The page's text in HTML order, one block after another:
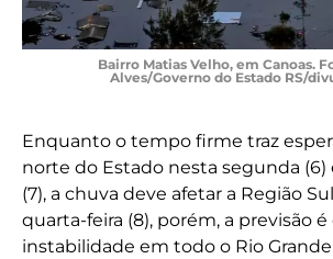
Bairro Matias Velho, em Canoas.
Alves/Governo do Estado RS/
Enquanto o tempo firme traz
norte do Estado nesta segunda (6)
(7), a chuva deve afetar a Região
quarta-feira (8), porém, a previsão é
instabilidade em todo o Rio